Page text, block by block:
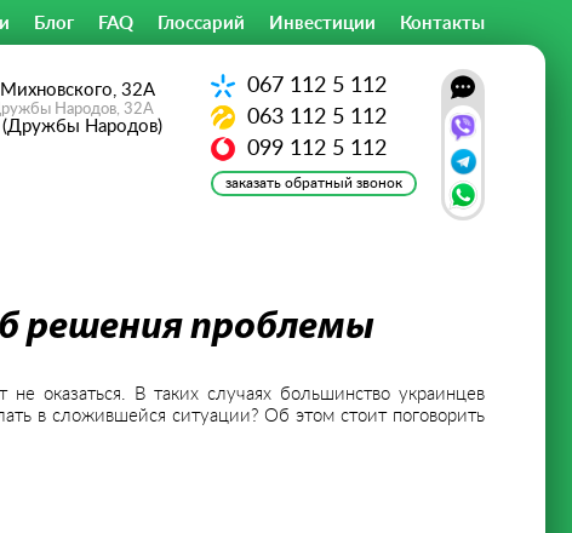
Блог FAQ Глоссарий Инвестиции Контакты
32А
Народов, 32А
(Дружбы Народов)
067 112 5 112
063 112 5 112
099 112 5 112
заказать обратный звонок
решения проблемы
оказаться. В таких случаях большинство украинцев
в сложившейся ситуации? Об этом стоит поговорить